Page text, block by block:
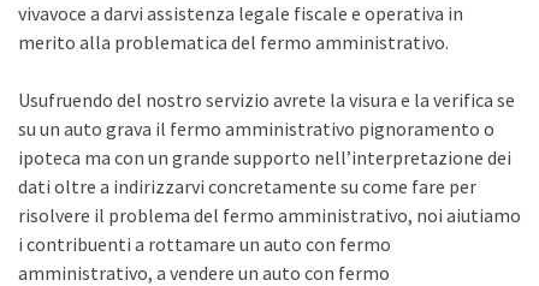
vivavoce a darvi assistenza legale fiscale e operativa in
merito alla problematica del fermo amministrativo.
Usufruendo del nostro servizio avrete la visura e la verifica se
su un auto grava il fermo amministrativo pignoramento o
ipoteca ma con un grande supporto nell’interpretazione dei
dati oltre a indirizzarvi concretamente su come fare per
risolvere il problema del fermo amministrativo, noi aiutiamo
i contribuenti a rottamare un auto con fermo
amministrativo, a vendere un auto con fermo